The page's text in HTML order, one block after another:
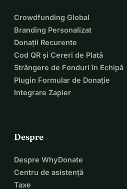
Crowdfunding Global
Branding Personalizat
Donații Recurente
Cod QR și Cereri de Plată
Strângere de Fonduri în Echipă
Plugin Formular de Donație
Integrare Zapier
Despre
Despre WhyDonate
Centru de asistență
Taxe